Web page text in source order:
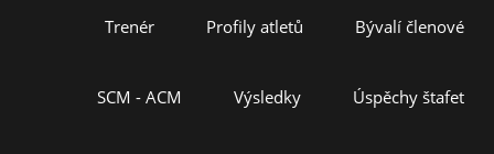
Trenér Profily atletů Bývalí členové
SCM - ACM Výsledky Úspěchy štafet